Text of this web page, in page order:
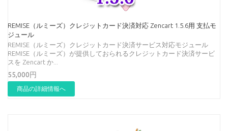
REMISE（ルミーズ）クレジットカード決済対応 Zencart 1.5.6用 支払モ
ジュール
REMISE（ルミーズ）クレジットカード決済サービス対応モジュール
REMISE（ルミーズ）が提供しておられるクレジットカード決済サービ
スを Zencart か...
55,000円
商品の詳細情報へ